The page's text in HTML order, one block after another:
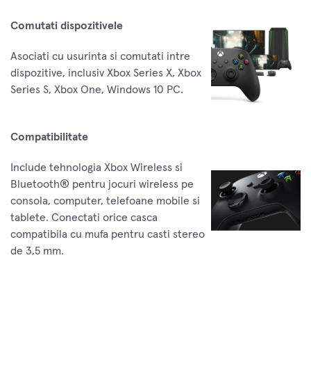
Comutati dispozitivele
Asociati cu usurinta si comutati intre
dispozitive, inclusiv Xbox Series X, Xbox
Series S, Xbox One, Windows 10 PC.
Compatibilitate
Include tehnologia Xbox Wireless si
Bluetooth® pentru jocuri wireless pe
consola, computer, telefoane mobile si
tablete. Conectati orice casca
compatibila cu mufa pentru casti stereo
de 3,5 mm.